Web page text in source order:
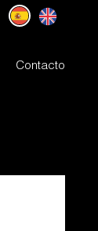
Contacto